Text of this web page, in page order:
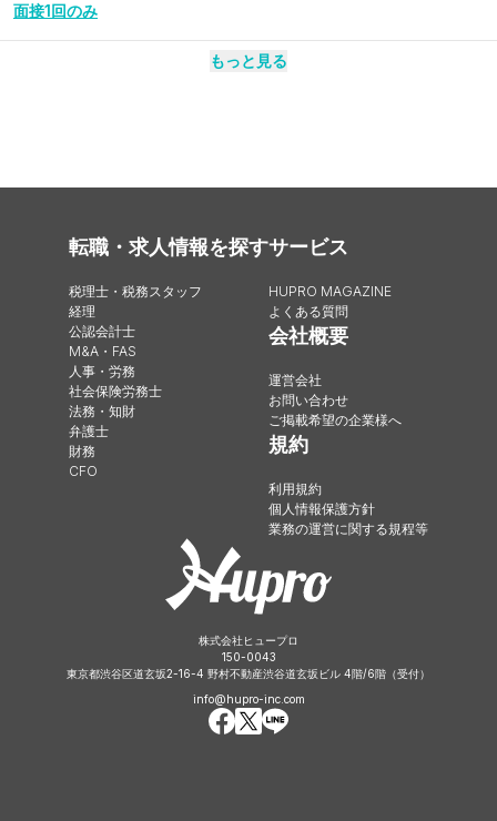
面接1回のみ
もっと見る
転職・求人情報を探す
税理士・税務スタッフ
経理
公認会計士
M&A・FAS
人事・労務
社会保険労務士
法務・知財
弁護士
財務
CFO
サービス
HUPRO MAGAZINE
よくある質問
会社概要
運営会社
お問い合わせ
ご掲載希望の企業様へ
規約
利用規約
個人情報保護方針
業務の運営に関する規程等
株式会社ヒュープロ
150-0043
東京都渋谷区道玄坂2-16-4 野村不動産渋谷道玄坂ビル 4階/6階（受付）
info@hupro-inc.com